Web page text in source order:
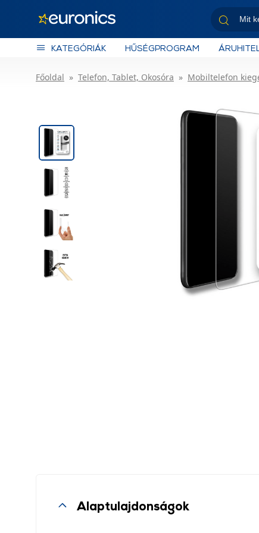
KATEGÓRIÁK HŰSÉGPROGRAM
Főoldal Telefon, Tablet, Okosóra Mobiltelefon
Alaptulajdonságok